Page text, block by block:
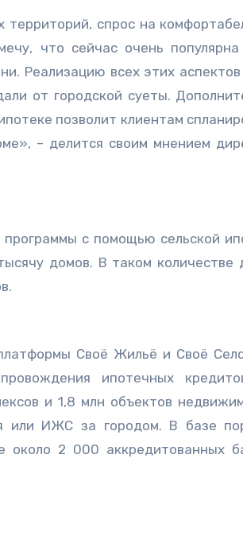
территорий, спрос на
что сейчас очень
Реализацию всех этих
от городской суеты.
позволит клиентам
– делится своим мнением
с помощью сельской
домов. В таком количестве
Своё Жильё и Своё
ипотечных
и 1,8 млн объектов
или ИЖС за городом. В базе
около 2 000 аккредитованных